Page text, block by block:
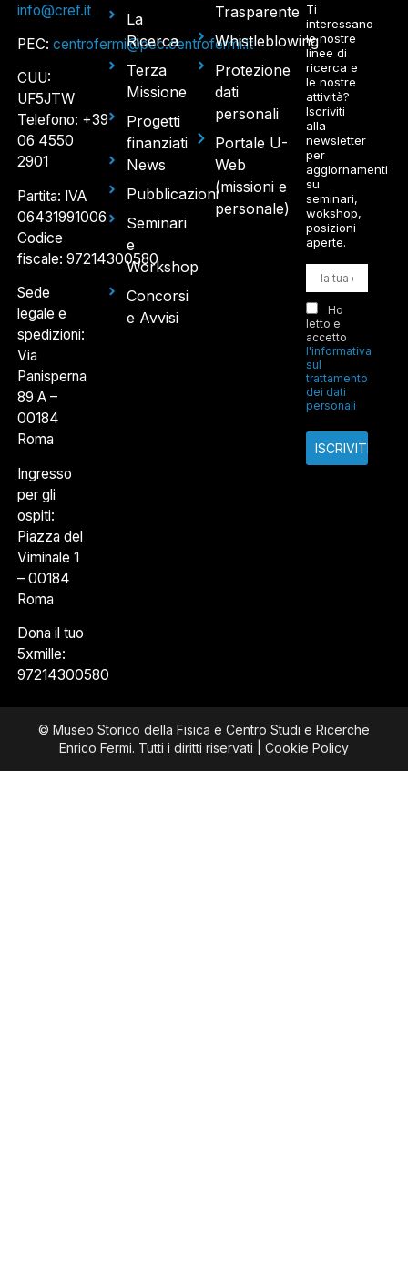
info@cref.it
PEC: centrofermi@pec.centrofermi.it
CUU:
UF5JTW
Telefono: +39
06 4550
2901
Partita: IVA
06431991006
Codice
fiscale: 97214300580
Sede
legale e
spedizioni:
Via
Panisperna
89 A –
00184
Roma
Ingresso
per gli
ospiti:
Piazza del
Viminale 1
– 00184
Roma
Dona il tuo
5xmille:
97214300580
La
Ricerca
Terza
Missione
Progetti
finanziati
News
Pubblicazioni
Seminari
e
Workshop
Concorsi
e Avvisi
Trasparente
Whistleblowing
Protezione
dati
personali
Portale U-
Web
(missioni e
personale)
Ti
interessano
le nostre
linee di
ricerca e
le nostre
attività?
Iscriviti
alla
newsletter
per
aggiornamenti
su
seminari,
wokshop,
posizioni
aperte.
Ho
letto e
accetto
l'informativa
sul
trattamento
dei dati
personali
© Museo Storico della Fisica e Centro Studi e Ricerche
Enrico Fermi. Tutti i diritti riservati | Cookie Policy